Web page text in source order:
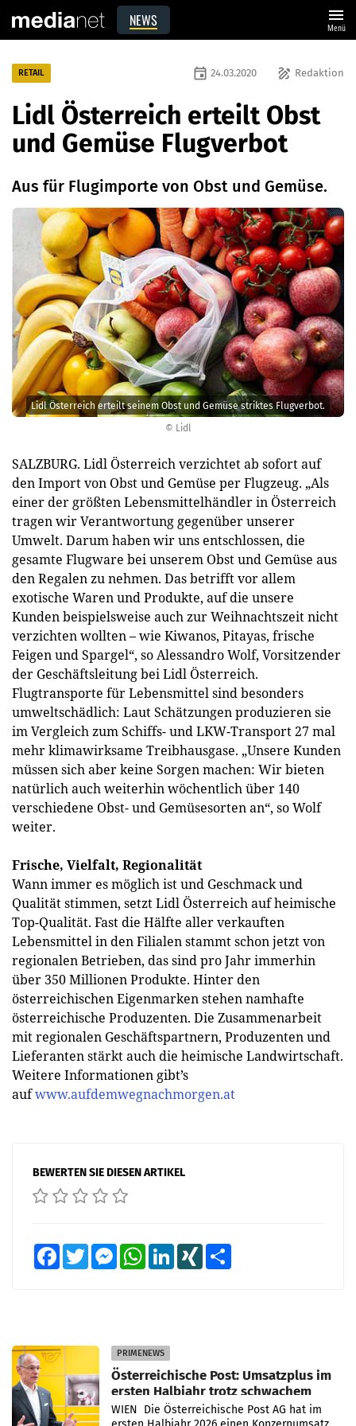
NEWS menu
Menü
© Lidl
Lidl Österreich erteilt seinem Obst und Gemüse striktes Flugverbot.
RETAIL draw Redaktion
event 24.03.2020
Lidl Österreich erteilt Obst
und Gemüse Flugverbot
Aus für Flugimporte von Obst und Gemüse.
SALZBURG. Lidl Österreich verzichtet ab sofort auf
den Import von Obst und Gemüse per Flugzeug. „Als
einer der größten Lebensmittelhändler in Österreich
tragen wir Verantwortung gegenüber unserer
Umwelt. Darum haben wir uns entschlossen, die
gesamte Flugware bei unserem Obst und Gemüse aus
den Regalen zu nehmen. Das betrifft vor allem
exotische Waren und Produkte, auf die unsere
Kunden beispielsweise auch zur Weihnachtszeit nicht
verzichten wollten – wie Kiwanos, Pitayas, frische
Feigen und Spargel“, so Alessandro Wolf, Vorsitzender
der Geschäftsleitung bei Lidl Österreich.
Flugtransporte für Lebensmittel sind besonders
umweltschädlich: Laut Schätzungen produzieren sie
im Vergleich zum Schiffs- und LKW-Transport 27 mal
mehr klimawirksame Treibhausgase. „Unsere Kunden
müssen sich aber keine Sorgen machen: Wir bieten
natürlich auch weiterhin wöchentlich über 140
verschiedene Obst- und Gemüsesorten an“, so Wolf
weiter.
Frische, Vielfalt, Regionalität
Wann immer es möglich ist und Geschmack und
Qualität stimmen, setzt Lidl Österreich auf heimische
Top-Qualität. Fast die Hälfte aller verkauften
Lebensmittel in den Filialen stammt schon jetzt von
regionalen Betrieben, das sind pro Jahr immerhin
über 350 Millionen Produkte. Hinter den
österreichischen Eigenmarken stehen namhafte
österreichische Produzenten. Die Zusammenarbeit
mit regionalen Geschäftspartnern, Produzenten und
Lieferanten stärkt auch die heimische Landwirtschaft.
Weitere Informationen gibt’s
aufwww.aufdemwegnachmorgen.at
BEWERTEN SIE DIESEN ARTIKEL
FacebookTwitter MessengerWhatsAppLinkedInXING
PRIMENEWS
Österreichische Post: Umsatzplus im
ersten Halbjahr trotz schwachem
Briefgeschäft
WIEN Die Österreichische Post AG hat im